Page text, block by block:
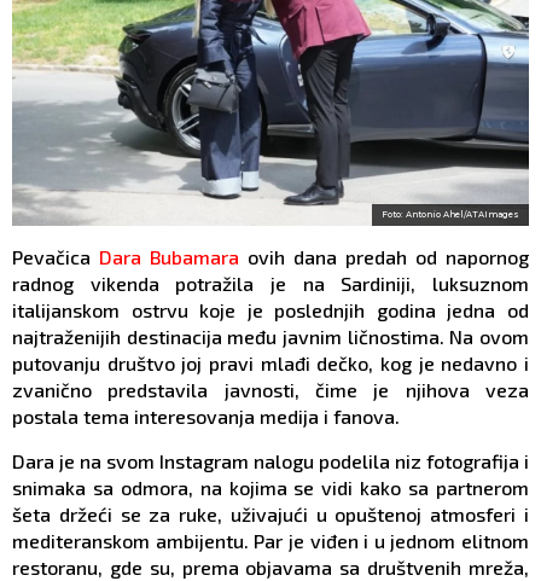
Foto: Antonio Ahel/ATAImages
Pevačica Dara Bubamara ovih dana predah od napornog
radnog vikenda potražila je na Sardiniji, luksuznom
italijanskom ostrvu koje je poslednjih godina jedna od
najtraženijih destinacija među javnim ličnostima. Na ovom
putovanju društvo joj pravi mlađi dečko, kog je nedavno i
zvanično predstavila javnosti, čime je njihova veza
postala tema interesovanja medija i fanova.
Dara je na svom Instagram nalogu podelila niz fotografija i
snimaka sa odmora, na kojima se vidi kako sa partnerom
šeta držeći se za ruke, uživajući u opuštenoj atmosferi i
mediteranskom ambijentu. Par je viđen i u jednom elitnom
restoranu, gde su, prema objavama sa društvenih mreža,